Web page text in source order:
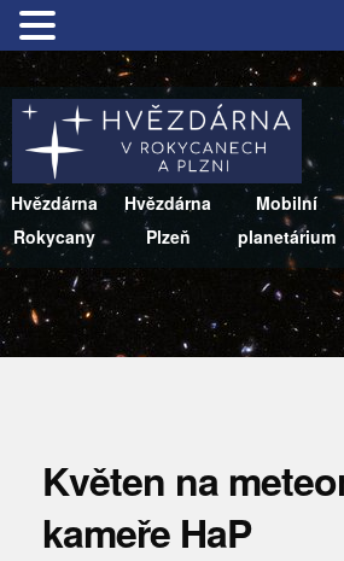
Hvězdárna
Rokycany
Hvězdárna
Plzeň
Mobilní
planetárium
Květen na
kameře HaP